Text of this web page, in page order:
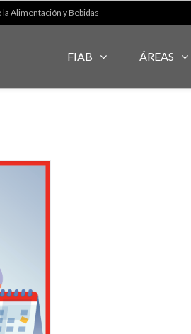
Alimentación y Bebidas
FIAB ÁREAS